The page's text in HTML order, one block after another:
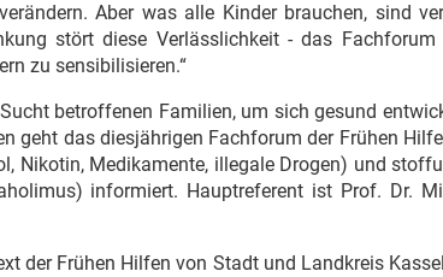
Aber was alle Kinder brauchen, sind
stört diese Verlässlichkeit - das
zu sensibilisieren.“
betroffenen Familien, um sich gesund
geht das diesjährigen Fachforum der Frühen
Nikotin, Medikamente, illegale Drogen) und
informiert. Hauptreferent ist Prof. Dr.
der Frühen Hilfen von Stadt und Landkreis